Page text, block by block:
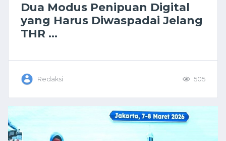
Dua Modus Penipuan Digital
yang Harus Diwaspadai Jelang
THR ...
Redaksi 505